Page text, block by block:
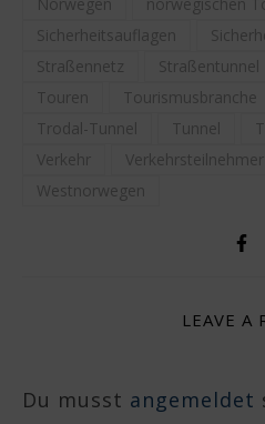
Sicherheitsauflagen
Straßennetz
Straßentunnel
Touren
Tourismusbranche
Trodal-Tunnel
Tunnel
Verkehr
Verkehrsteilnehmer
Westnorwegen
LEAVE A
Du musst angemeldet